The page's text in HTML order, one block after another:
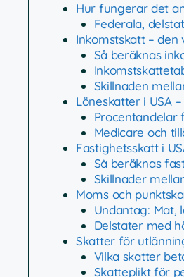
Hur fungerar det
Federala,
Inkomstskatt – den
Så beräknas
Skillnaden
Löneskatter i USA
Procentandelar
Medicare och
Fastighetsskatt i
Så beräknas
Skillnader
Moms och
Undantag: Mat,
Delstater med
Skatter för
Vilka skatter
Skatteplikt för